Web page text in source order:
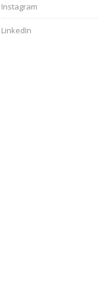
Instagram
LinkedIn